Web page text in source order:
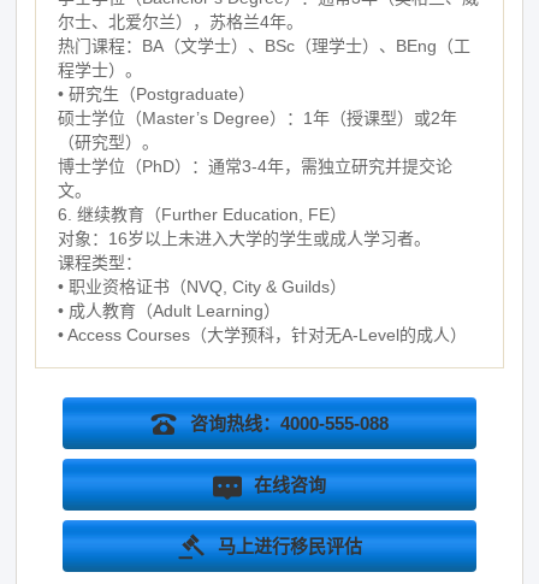
尔士、北爱尔兰），苏格兰4年。
热门课程：BA（文学士）、BSc（理学士）、BEng（工
程学士）。
• 研究生（Postgraduate）
硕士学位（Master’s Degree）：1年（授课型）或2年
（研究型）。
博士学位（PhD）：通常3-4年，需独立研究并提交论
文。
6. 继续教育（Further Education, FE）
对象：16岁以上未进入大学的学生或成人学习者。
课程类型：
• 职业资格证书（NVQ, City & Guilds）
• 成人教育（Adult Learning）
• Access Courses（大学预科，针对无A-Level的成人）
咨询热线：4000-555-088
在线咨询
马上进行移民评估